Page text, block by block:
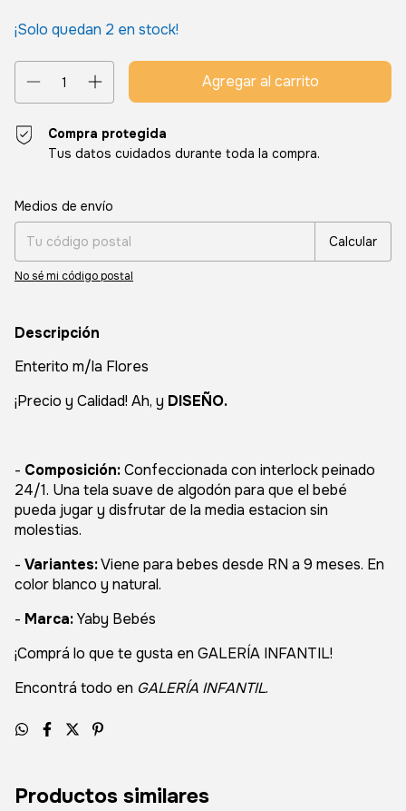
¡Solo quedan 2 en stock!
Compra protegida
Tus datos cuidados durante toda la compra.
Entregas para el CP:
Medios de envío
Calcular
No sé mi código postal
Descripción
Enterito m/la Flores
¡Precio y Calidad! Ah, y DISEÑO.
- Composición:Confeccionada con interlock peinado
24/1. Una tela suave de algodón para que el bebé
pueda jugar y disfrutar de la media estacion sin
molestias.
- Variantes:Viene para bebes desde RN a 9 meses. En
color blanco y natural.
- Marca:Yaby Bebés
¡Comprá lo que te gusta en GALERÍA INFANTIL!
Encontrá todo en GALERÍA INFANTIL.
Productos similares